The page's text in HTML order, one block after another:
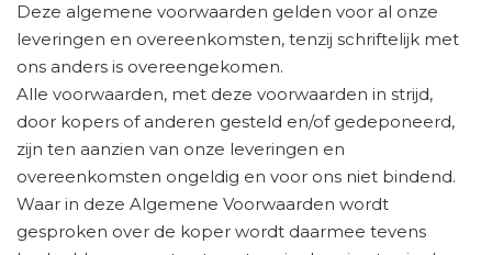
Deze algemene voorwaarden gelden voor al onze
leveringen en overeenkomsten, tenzij schriftelijk met
ons anders is overeengekomen.
Alle voorwaarden, met deze voorwaarden in strijd,
door kopers of anderen gesteld en/of gedeponeerd,
zijn ten aanzien van onze leveringen en
overeenkomsten ongeldig en voor ons niet bindend.
Waar in deze Algemene Voorwaarden wordt
gesproken over de koper wordt daarmee tevens